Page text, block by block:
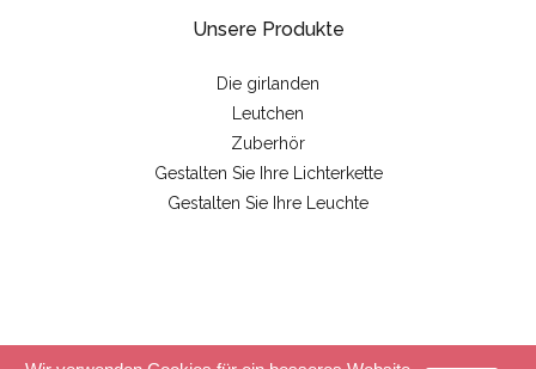
Unsere Produkte
Die girlanden
Leutchen
Zuberhör
Gestalten Sie Ihre Lichterkette
Gestalten Sie Ihre Leuchte
© 2026 - La case de cousin Paul